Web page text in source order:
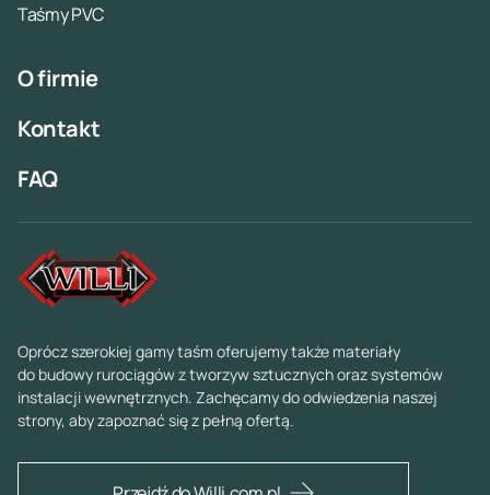
Taśmy PVC
O firmie
Kontakt
FAQ
Oprócz szerokiej gamy taśm oferujemy także materiały
do budowy rurociągów z tworzyw sztucznych oraz systemów
instalacji wewnętrznych. Zachęcamy do odwiedzenia naszej
strony, aby zapoznać się z pełną ofertą.